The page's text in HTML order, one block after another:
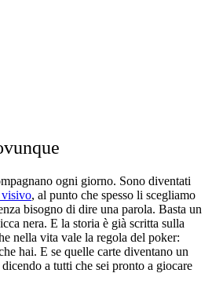
ogni giorno. Sono diventati
, al punto che spesso li scegliamo
bisogno di dire una parola. Basta un
nera. E la storia è già scritta sulla
nella vita vale la regola del poker:
hai. E se quelle carte diventano un
a tutti che sei pronto a giocare